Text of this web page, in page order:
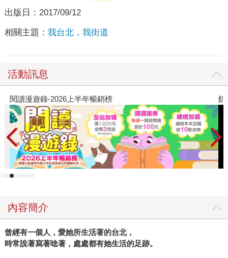
出版日： 2017/09/12
相關主題： 我台北，我街道
活動訊息
閱讀漫遊錄-2026上半年暢銷榜 飢
內容簡介
曾經有一個人，愛她所生活著的台北，
時常說著寫著唸著，處處都有她生活的足跡。